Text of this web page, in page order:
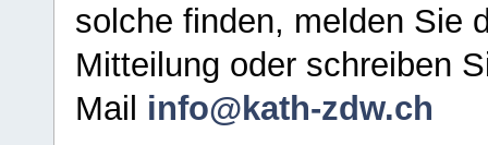
solche finden, melden Sie
Mitteilung oder schreiben
Mail info@kath-zdw.ch